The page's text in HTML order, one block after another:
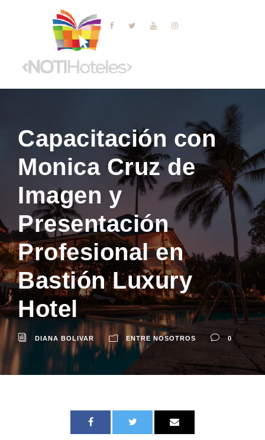
Capacitación con
Monica Cruz de
Imagen y
Presentación
Profesional en
Bastión Luxury
Hotel
DIANA BOLIVAR ENTRE NOSOTROS 0